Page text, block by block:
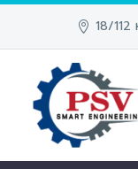
18/